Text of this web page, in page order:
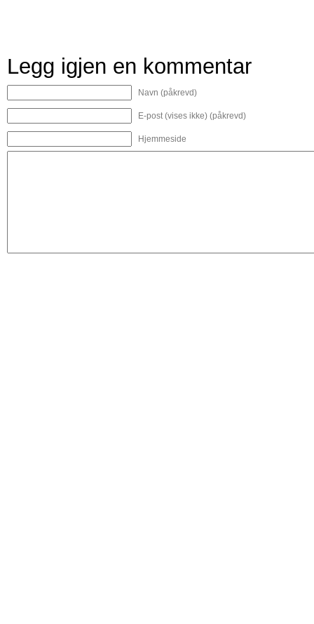
Legg igjen en kommentar
Navn (påkrevd)
E-post (vises ikke) (påkrevd)
Hjemmeside